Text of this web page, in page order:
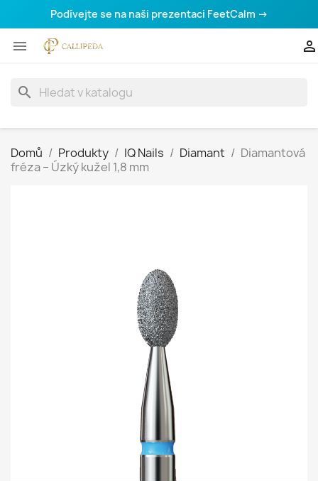
Podívejte se na naši prezentaci FeetCalm →
 
search
Domů Produkty IQ Nails Diamant
Diamantová
fréza – Úzký kužel 1,8 mm